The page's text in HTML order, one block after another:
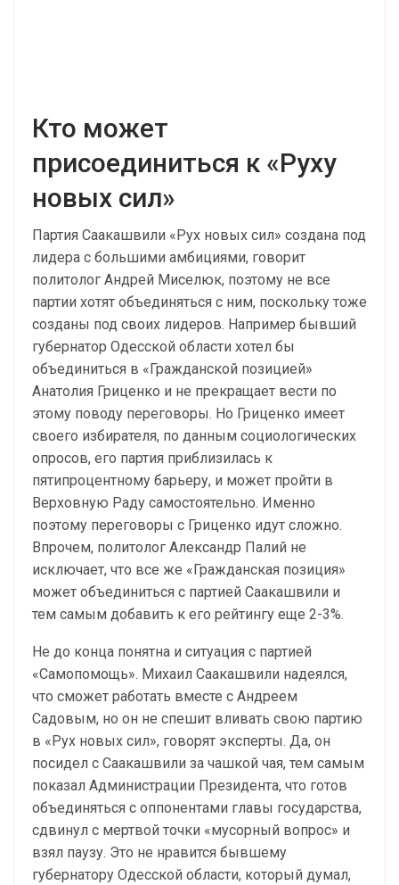
Кто может
присоединиться к «Руху
новых сил»
Партия Саакашвили «Рух новых сил» создана под
лидера с большими амбициями, говорит
политолог Андрей Миселюк, поэтому не все
партии хотят объединяться с ним, поскольку тоже
созданы под своих лидеров. Например бывший
губернатор Одесской области хотел бы
объединиться в «Гражданской позицией»
Анатолия Гриценко и не прекращает вести по
этому поводу переговоры. Но Гриценко имеет
своего избирателя, по данным социологических
опросов, его партия приблизилась к
пятипроцентному барьеру, и может пройти в
Верховную Раду самостоятельно. Именно
поэтому переговоры с Гриценко идут сложно.
Впрочем, политолог Александр Палий не
исключает, что все же «Гражданская позиция»
может объединиться с партией Саакашвили и
тем самым добавить к его рейтингу еще 2-3%.
Не до конца понятна и ситуация с партией
«Самопомощь». Михаил Саакашвили надеялся,
что сможет работать вместе с Андреем
Садовым, но он не спешит вливать свою партию
в «Рух новых сил», говорят эксперты. Да, он
посидел с Саакашвили за чашкой чая, тем самым
показал Администрации Президента, что готов
объединяться с оппонентами главы государства,
сдвинул с мертвой точки «мусорный вопрос» и
взял паузу. Это не нравится бывшему
губернатору Одесской области, который думал,